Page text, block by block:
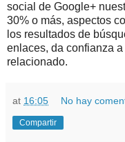
social de Google+
30% o más, aspectos
los resultados de
enlaces, da confianza
relacionado.
at 16:05 No hay
Compartir